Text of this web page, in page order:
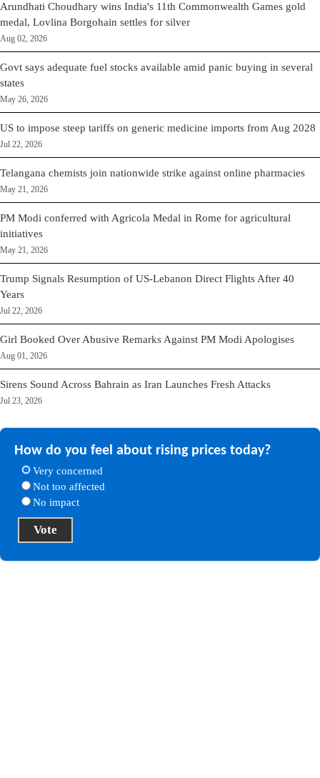
Arundhati Choudhary wins India's 11th Commonwealth Games gold
medal, Lovlina Borgohain settles for silver
Aug 02, 2026
Govt says adequate fuel stocks available amid panic buying in several
states
May 26, 2026
US to impose steep tariffs on generic medicine imports from Aug 2028
Jul 22, 2026
Telangana chemists join nationwide strike against online pharmacies
May 21, 2026
PM Modi conferred with Agricola Medal in Rome for agricultural
initiatives
May 21, 2026
Trump Signals Resumption of US-Lebanon Direct Flights After 40
Years
Jul 22, 2026
Girl Booked Over Abusive Remarks Against PM Modi Apologises
Aug 01, 2026
Sirens Sound Across Bahrain as Iran Launches Fresh Attacks
Jul 23, 2026
How do you feel about rising prices today?
Very concerned
Not too affected
No impact